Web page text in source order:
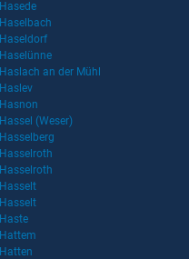
Hasede
Haselbach
Haseldorf
Haselünne
Haslach an der Mühl
Haslev
Hasnon
Hassel (Weser)
Hasselberg
Hasselroth
Hasselroth
Hasselt
Hasselt
Haste
Hattem
Hatten